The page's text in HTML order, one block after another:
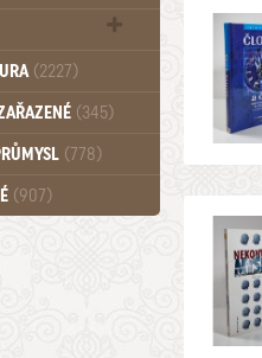
(1297)(2227)
(345)
(778)
(907)